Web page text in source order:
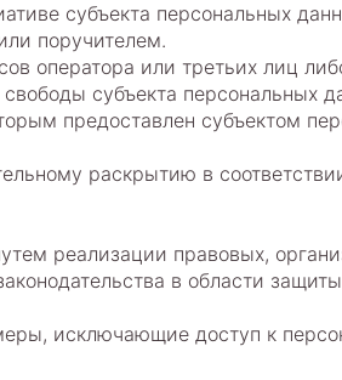
субъекта персональных
поручителем.
оператора или третьих лиц
субъекта персональных
предоставлен субъектом
раскрытию в
реализации правовых,
в области
исключающие доступ к